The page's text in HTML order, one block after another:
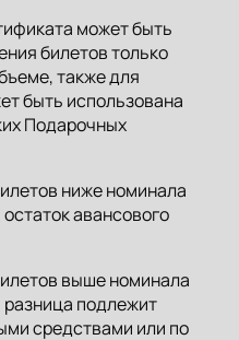
может быть
билетов только
также для
быть использована
Подарочных
ниже номинала
авансового
выше номинала
подлежит
средствами или по